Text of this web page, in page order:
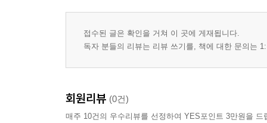
E. 헤밍웨이의≪무기여 잘 있거라≫
A. 말로의 ≪인조인간≫
A. 카뮈의 ≪이방인≫
S. 베케트의 ≪고도를 기다리며≫
접수된 글은 확인을 거쳐 이 곳에 게재됩니다.
독자 분들의 리뷰는 리뷰 쓰기를, 책에 대한 문의는
회원리뷰 (0건)
매주 10건의 우수리뷰를 선정하여 YES포인트 3만원을 드